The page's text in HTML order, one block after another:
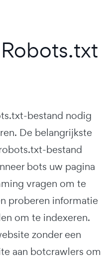
bestand nodig
De belangrijkste
bestand
bots uw pagina
vragen om te
proberen informatie
om te indexeren.
zonder een
aan botcrawlers om